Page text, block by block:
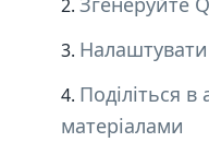
Поділіться в
матеріалами